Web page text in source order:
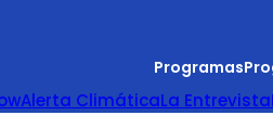
Programas
Alerta ClimáticaLa Entrevista